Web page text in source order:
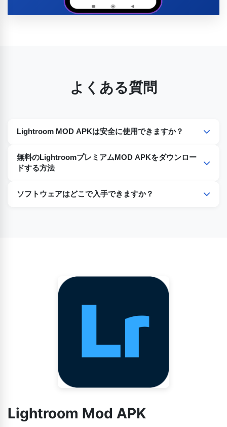
よくある質問
Lightroom MOD APKは安全に使用できますか？
はい、信頼できるソースからダウンロードすれば安全です。
無料のLightroomプレミアムMOD APKをダウンロー
ドする方法
Lightroomは7日間無料トライアルでご利用いただけます。
ソフトウェアはどこで入手できますか？
Lightroom Mod APK